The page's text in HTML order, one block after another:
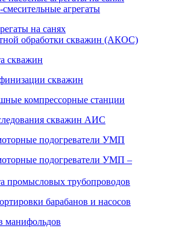
агрегаты
на санях
обработки скважин (АКОС)
скважин
скважин
компрессорные станции
скважин АИС
подогреватели УМП
подогреватели УМП –
промысловых трубопроводов
барабанов и насосов
манифольдов